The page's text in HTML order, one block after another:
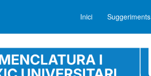
Inici Suggeriments